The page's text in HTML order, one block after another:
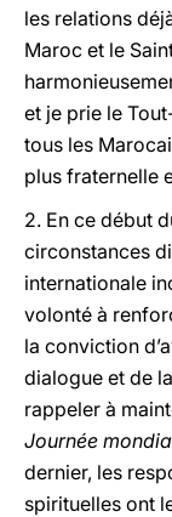
les relations
Maroc et le
et je prie le
tous les
plus fraternelle
2. En ce début
circonstances
internationale
volonté à
la conviction
dialogue et de
rappeler à
Journée
dernier, les
spirituelles ont